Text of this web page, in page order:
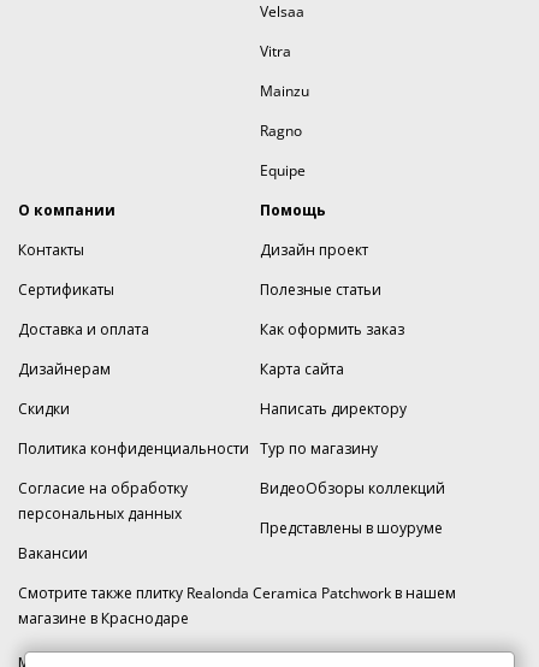
Velsaa
Vitra
Mainzu
Ragno
Equipe
О компании
Контакты
Сертификаты
Доставка и оплата
Дизайнерам
Скидки
Политика конфиденциальности
Согласие на обработку
персональных данных
Вакансии
Помощь
Дизайн проект
Полезные статьи
Как оформить заказ
Карта сайта
Написать директору
Тур по магазину
ВидеоОбзоры коллекций
Представлены в шоуруме
Смотрите также плитку Realonda Ceramica Patchwork в нашем
магазине в Краснодаре
МКАД 2км внешняя сторона, д. 2, ТРЦ "Шоколад" (РИО) Реутов, -1